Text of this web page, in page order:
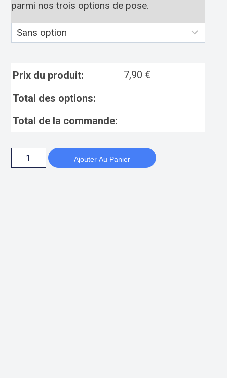
parmi nos trois options de pose.
Prix du produit: 7,90 €
Total des options:
Total de la commande:
Ajouter Au Panier